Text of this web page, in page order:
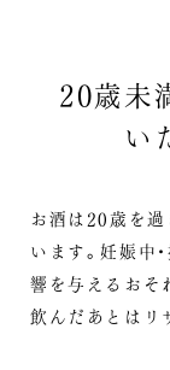
20歳未
い
お酒は20歳を過
います。 妊娠中
響を与えるおそ
飲んだあとはリ